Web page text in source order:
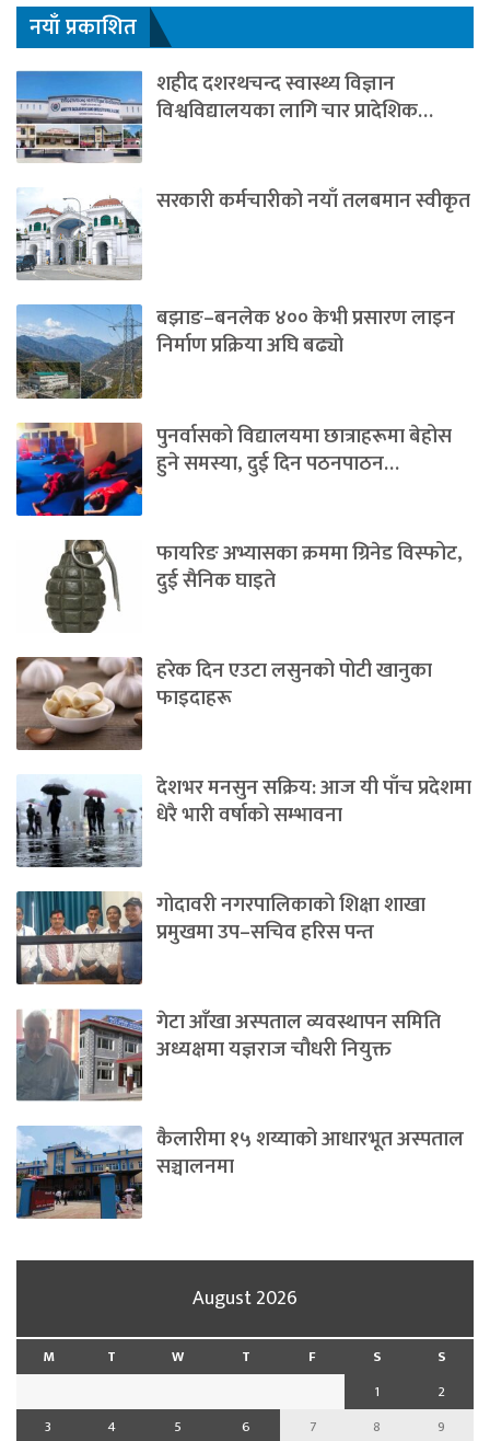
नयाँ प्रकाशित
शहीद दशरथचन्द स्वास्थ्य विज्ञान
विश्वविद्यालयका लागि चार प्रादेशिक…
सरकारी कर्मचारीको नयाँ तलबमान स्वीकृत
बझाङ–बनलेक ४०० केभी प्रसारण लाइन
निर्माण प्रक्रिया अघि बढ्यो
पुनर्वासको विद्यालयमा छात्राहरूमा बेहोस
हुने समस्या, दुई दिन पठनपाठन…
फायरिङ अभ्यासका क्रममा ग्रिनेड विस्फोट,
दुई सैनिक घाइते
हरेक दिन एउटा लसुनको पोटी खानुका
फाइदाहरू
देशभर मनसुन सक्रिय: आज यी पाँच प्रदेशमा
धेरै भारी वर्षाको सम्भावना
गोदावरी नगरपालिकाको शिक्षा शाखा
प्रमुखमा उप–सचिव हरिस पन्त
गेटा आँखा अस्पताल व्यवस्थापन समिति
अध्यक्षमा यज्ञराज चौधरी नियुक्त
कैलारीमा १५ शय्याको आधारभूत अस्पताल
सञ्चालनमा
August 2026
M T W T F S
S
1
2
3
4 5 6 7 8
9